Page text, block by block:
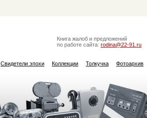
Книга жалоб и предложений
по работе сайта: rodina@22-91.ru
Свидетели эпохи Коллекции Толкучка Фотоархив